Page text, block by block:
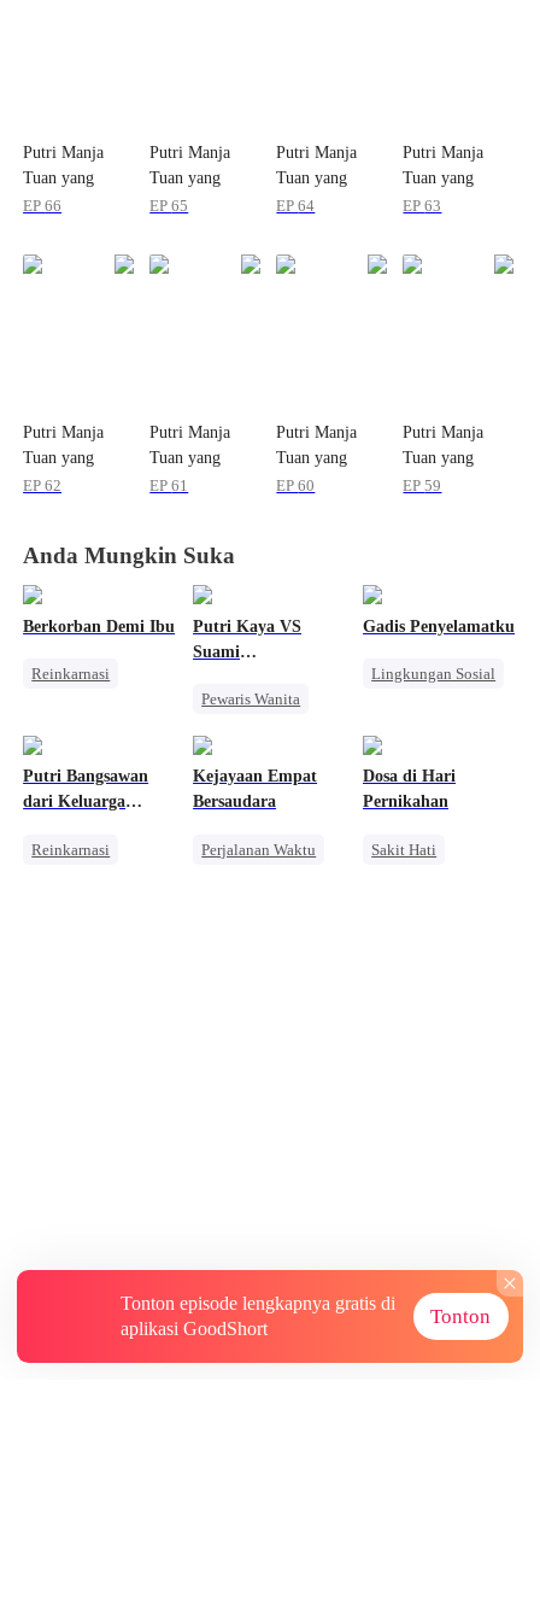
Putri Manja
Tuan yang
Hebat
EP66
Putri Manja
Tuan yang
Hebat
EP65
Putri Manja
Tuan yang
Hebat
EP64
Putri Manja
Tuan yang
Hebat
EP63
Putri Manja
Tuan yang
Hebat
EP62
Putri Manja
Tuan yang
Hebat
EP61
Putri Manja
Tuan yang
Hebat
EP60
Putri Manja
Tuan yang
Hebat
EP59
Anda Mungkin Suka
Berkorban Demi Ibu
Reinkarnasi
Lingkungan Sosial
Putri Kaya VS
Suami
Pewaris Wanita
Pembalasan
Gadis Penyelamatku
Lingkungan Sosial
Putri Bangsawan
dari Keluarga
Reinkarnasi
Kejayaan Empat
Bersaudara
Perjalanan Waktu
Dosa di Hari
Pernikahan
Sakit Hati
Tonton episode lengkapnya gratis di
aplikasi GoodShort
Tonton